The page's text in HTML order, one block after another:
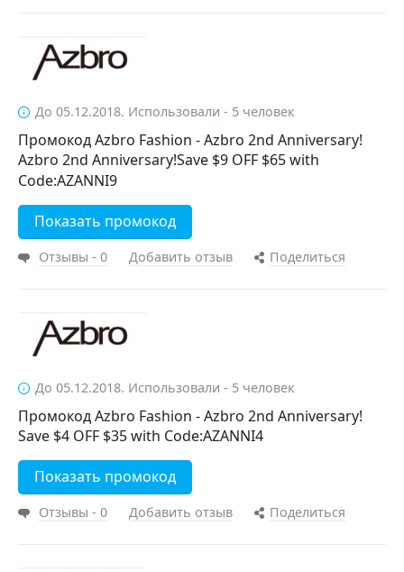
До 05.12.2018. Использовали - 5 человек
Промокод Azbro Fashion - Azbro 2nd Anniversary!
Azbro 2nd Anniversary!Save $9 OFF $65 with
Code:AZANNI9
Показать промокод
Отзывы - 0 Добавить отзыв Поделиться
До 05.12.2018. Использовали - 5 человек
Промокод Azbro Fashion - Azbro 2nd Anniversary!
Save $4 OFF $35 with Code:AZANNI4
Показать промокод
Отзывы - 0 Добавить отзыв Поделиться